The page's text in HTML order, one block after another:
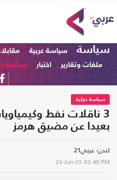
سياسة سياسة عربية
ملفات وتقارير
اختبار سياسة
سياسة دولية
3 ناقلات نفط
بعيدا عن مضيق هرمز
لندن- عربي21
23-Jun-25 02:40 PM